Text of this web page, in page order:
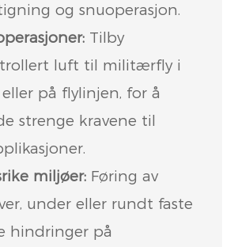
og snuoperasjon.
Tilby
luft til militærfly i
på flylinjen, for å
strenge kravene til
miljøer:Føring av
under eller rundt faste
hindringer på